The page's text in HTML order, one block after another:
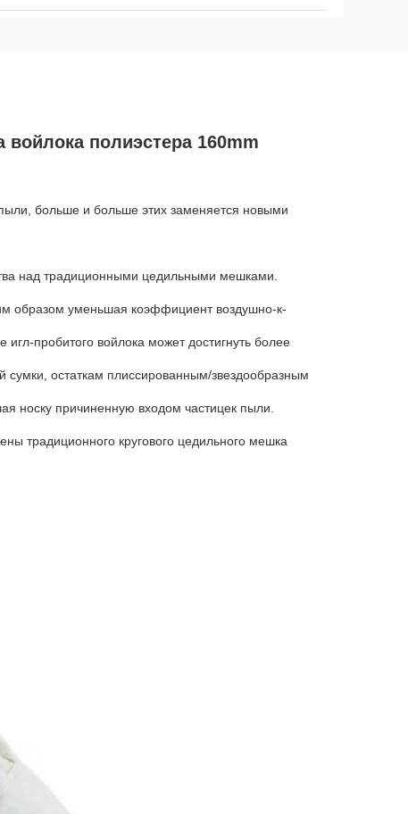
полиэстера 160mm
больше и больше этих заменяется новыми
над традиционными цедильными мешками.
образом уменьшая коэффициент воздушно-к-
пробитого войлока может достигнуть более
остаткам плиссированным/звездообразным
носку причиненную входом частицек пыли.
традиционного кругового цедильного мешка